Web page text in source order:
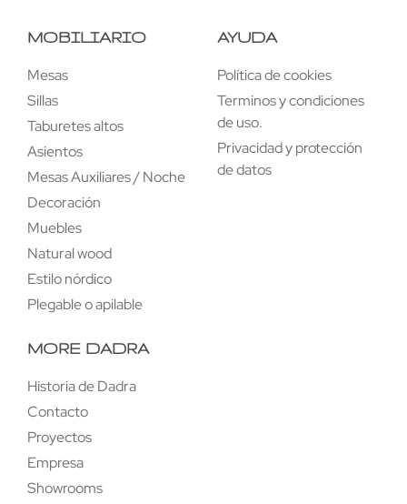
MOBILIARIO
Mesas
Sillas
Taburetes altos
Asientos
Mesas Auxiliares / Noche
Decoración
Muebles
Natural wood
Estilo nórdico
Plegable o apilable
AYUDA
Política de cookies
Terminos y condiciones
de uso.
Privacidad y protección
de datos
MORE DADRA
Historia de Dadra
Contacto
Proyectos
Empresa
Showrooms